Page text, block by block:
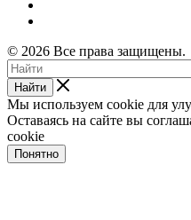
© 2026 Все права защищены.
Найти
Мы используем cookie для
Оставаясь на сайте вы
cookie
Понятно